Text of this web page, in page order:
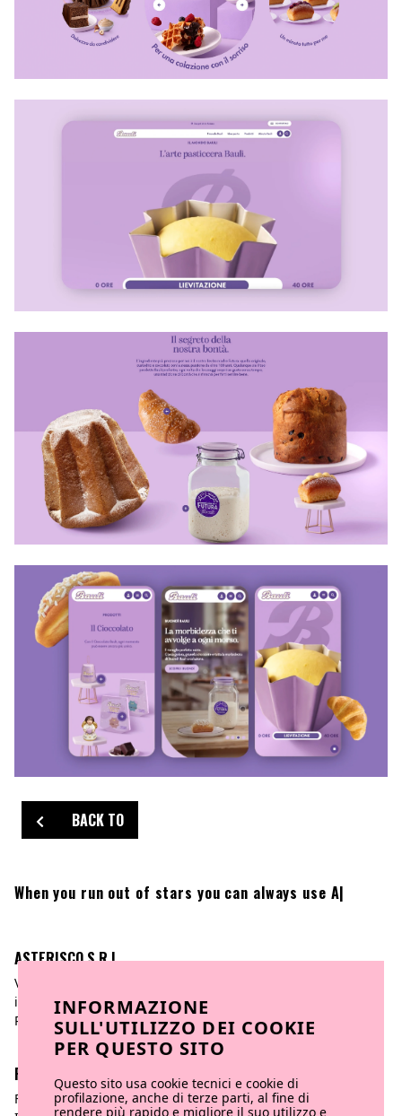
BACK TO
When you run out of stars you can always use
ASTERISCO S.R.L
Via Po, 14 | 10123 Torino
info@asteriscocreativeagency.com
P.iva 11217100012
FOLLOW US
INFORMAZIONE
SULL'UTILIZZO DEI COOKIE
PER QUESTO SITO
Questo sito usa cookie tecnici e cookie di
profilazione, anche di terze parti, al fine di
rendere più rapido e migliore il suo utilizzo e